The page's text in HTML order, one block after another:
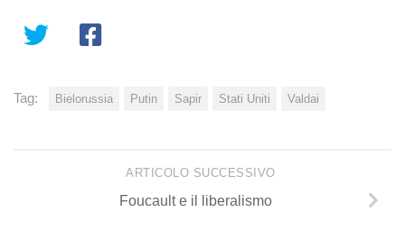
Tag: Bielorussia Putin Sapir Stati Uniti Valdai
ARTICOLO SUCCESSIVO
Foucault e il liberalismo